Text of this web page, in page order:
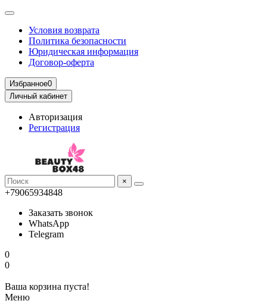
Условия возврата
Политика безопасности
Юридическая информация
Договор-оферта
Избранное0
Личный кабинет
Авторизация
Регистрация
×
+79065934848
Заказать звонок
WhatsApp
Telegram
0
0
Ваша корзина пуста!
Меню